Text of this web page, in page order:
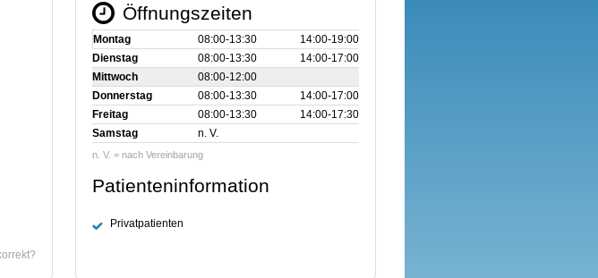
Öffnungszeiten
Montag 08:00‑13:30
14:00‑19:00
Dienstag
08:00‑13:30
14:00‑17:00
Mittwoch
08:00‑12:00
Donnerstag
08:00‑13:30
14:00‑17:00
Freitag
08:00‑13:30
14:00‑17:30
Samstag
n. V.
n. V. = nach Vereinbarung
Patienteninformation
Privatpatienten